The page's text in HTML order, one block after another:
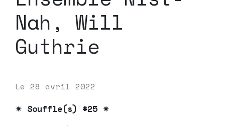
Nah, Will
Guthrie
Le 28 avril 2022
✷ Souffle(s) #25 ✷